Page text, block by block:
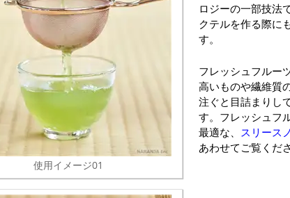
使用イメージ01
ロジーの一部技法
クテルを作る際に
す。
フレッシュフルー
高いものや繊維質
注ぐと目詰まりし
す。フレッシュフ
最適な、 スリース
あわせてご覧くださ